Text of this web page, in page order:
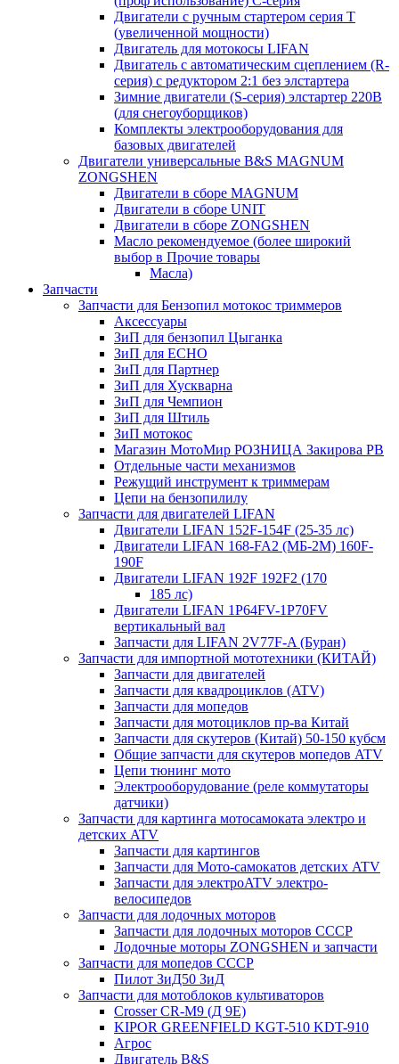
Двигатели с ручным стартером серия Т
(увеличенной мощности)
Двигатель для мотокосы LIFAN
Двигатель с автоматическим сцеплением (R-
серия) с редуктором 2:1 без элстартера
Зимние двигатели (S-серия) элстартер 220В
(для снегоуборщиков)
Комплекты электрооборудования для
базовых двигателей
Двигатели универсальные B&S MAGNUM
ZONGSHEN
Двигатели в сборе MAGNUM
Двигатели в сборе UNIT
Двигатели в сборе ZONGSHEN
Масло рекомендуемое (более широкий
выбор в Прочие товары
Масла)
Запчасти
Запчасти для Бензопил мотокос триммеров
Аксессуары
ЗиП для бензопил Цыганка
ЗиП для ЕСНО
ЗиП для Партнер
ЗиП для Хускварна
ЗиП для Чемпион
ЗиП для Штиль
ЗиП мотокос
Магазин МотоМир РОЗНИЦА Закирова РВ
Отдельные части механизмов
Режущий инструмент к триммерам
Цепи на бензопилилу
Запчасти для двигателей LIFAN
Двигатели LIFAN 152F-154F (25-35 лс)
Двигатели LIFAN 168-FA2 (МБ-2М) 160F-
190F
Двигатели LIFAN 192F 192F2 (170
185 лс)
Двигатели LIFAN 1Р64FV-1Р70FV
вертикальный вал
Запчасти для LIFAN 2V77F-A (Буран)
Запчасти для импортной мототехники (КИТАЙ)
Запчасти для двигателей
Запчасти для квадроциклов (ATV)
Запчасти для мопедов
Запчасти для мотоциклов пр-ва Китай
Запчасти для скутеров (Китай) 50-150 кубсм
Общие запчасти для скутеров мопедов ATV
Цепи тюнинг мото
Электрооборудование (реле коммутаторы
датчики)
Запчасти для картинга мотосамоката электро и
детских ATV
Запчасти для картингов
Запчасти для Мото-самокатов детских ATV
Запчасти для электроATV электро-
велосипедов
Запчасти для лодочных моторов
Запчасти для лодочных моторов СССР
Лодочные моторы ZONGSHEN и запчасти
Запчасти для мопедов СССР
Пилот ЗиД50 ЗиД
Запчасти для мотоблоков культиваторов
Crosser CR-M9 (Д 9Е)
KIPOR GREENFIELD KGT-510 KDT-910
Агрос
Двигатель B&S